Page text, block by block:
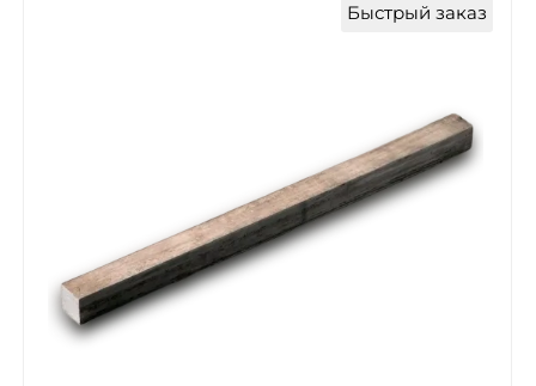
Быстрый заказ